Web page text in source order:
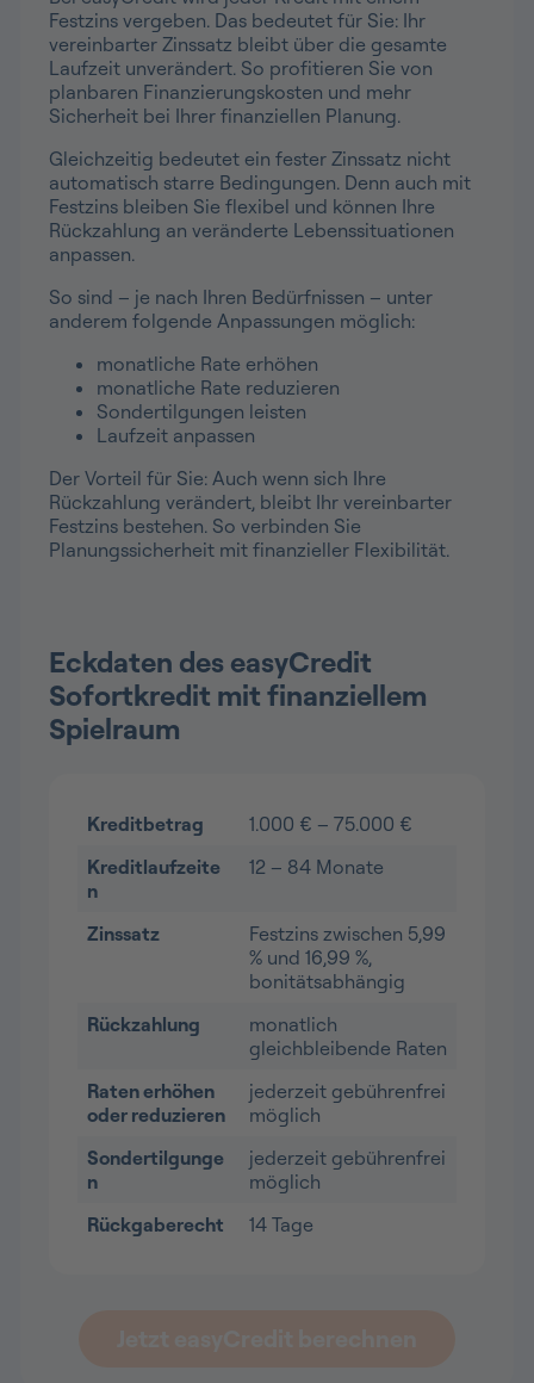
Festzins vergeben. Das bedeutet für Sie: Ihr
vereinbarter Zinssatz bleibt über die gesamte
Laufzeit unverändert. So profitieren Sie von
planbaren Finanzierungskosten und mehr
Sicherheit bei Ihrer finanziellen Planung.
Gleichzeitig bedeutet ein fester Zinssatz nicht
automatisch starre Bedingungen. Denn auch mit
Festzins bleiben Sie flexibel und können Ihre
Rückzahlung an veränderte Lebenssituationen
anpassen.
So sind – je nach Ihren Bedürfnissen – unter
anderem folgende Anpassungen möglich:
monatliche Rate erhöhen
monatliche Rate reduzieren
Sondertilgungen leisten
Laufzeit anpassen
Der Vorteil für Sie: Auch wenn sich Ihre
Rückzahlung verändert, bleibt Ihr vereinbarter
Festzins bestehen. So verbinden Sie
Planungssicherheit mit finanzieller Flexibilität.
Eckdaten des easyCredit
Sofortkredit mit finanziellem
Spielraum
Kreditbetrag
1.000 € – 75.000 €
Kreditlaufzeite
n
12 – 84 Monate
Zinssatz
Festzins zwischen 5,99
% und 16,99 %,
bonitätsabhängig
Rückzahlung
monatlich
gleichbleibende Raten
Raten erhöhen
oder reduzieren
jederzeit gebührenfrei
möglich
Sondertilgunge
n
jederzeit gebührenfrei
möglich
Rückgaberecht
14 Tage